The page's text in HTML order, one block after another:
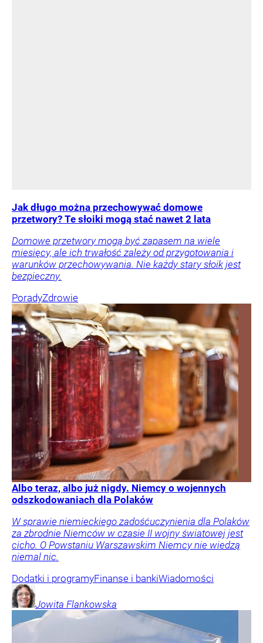
Jak długo można przechowywać domowe
przetwory? Te słoiki mogą stać nawet 2 lata
Domowe przetwory mogą być zapasem na wiele
miesięcy, ale ich trwałość zależy od przygotowania i
warunków przechowywania. Nie każdy stary słoik jest
bezpieczny.
PoradyZdrowie
Albo teraz, albo już nigdy. Niemcy o wojennych
odszkodowaniach dla Polaków
W sprawie niemieckiego zadośćuczynienia dla Polaków
za zbrodnie Niemców w czasie II wojny światowej jest
cicho. O Powstaniu Warszawskim Niemcy nie wiedzą
niemal nic.
Dodatki i programyFinanse i bankiWiadomości
Jowita Flankowska